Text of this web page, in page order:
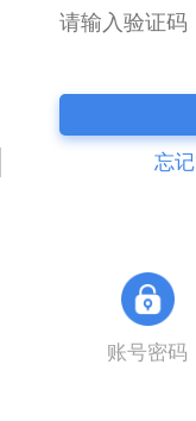
忘
账号密码